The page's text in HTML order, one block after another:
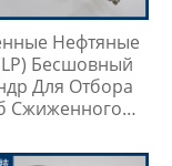
Нефтяные
Бесшовный
Для Отбора
Сжиженного